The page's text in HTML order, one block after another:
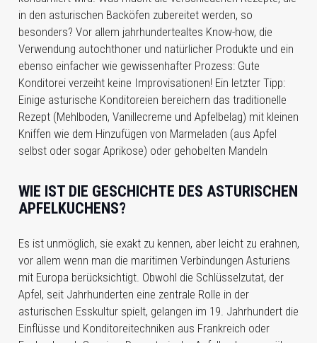
in den asturischen Backöfen zubereitet werden, so
besonders? Vor allem jahrhundertealtes Know-how, die
Verwendung autochthoner und natürlicher Produkte und ein
ebenso einfacher wie gewissenhafter Prozess: Gute
Konditorei verzeiht keine Improvisationen! Ein letzter Tipp:
Einige asturische Konditoreien bereichern das traditionelle
Rezept (Mehlboden, Vanillecreme und Apfelbelag) mit kleinen
Kniffen wie dem Hinzufügen von Marmeladen (aus Apfel
selbst oder sogar Aprikose) oder gehobelten Mandeln
WIE IST DIE GESCHICHTE DES ASTURISCHEN
APFELKUCHENS?
Es ist unmöglich, sie exakt zu kennen, aber leicht zu erahnen,
vor allem wenn man die maritimen Verbindungen Asturiens
mit Europa berücksichtigt. Obwohl die Schlüsselzutat, der
Apfel, seit Jahrhunderten eine zentrale Rolle in der
asturischen Esskultur spielt, gelangen im 19. Jahrhundert die
Einflüsse und Konditoreitechniken aus Frankreich oder